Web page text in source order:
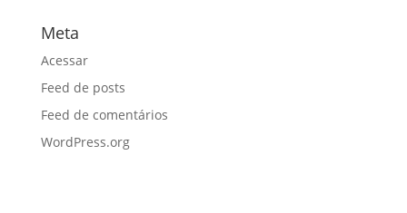
Meta
Acessar
Feed de posts
Feed de comentários
WordPress.org